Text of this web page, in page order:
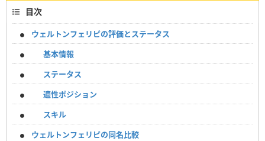
目次
ウェルトンフェリピの評価とステータス
基本情報
ステータス
適性ポジション
スキル
ウェルトンフェリピの同名比較